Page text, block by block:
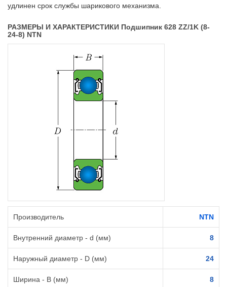
удлинен срок службы шарикового механизма.
РАЗМЕРЫ И ХАРАКТЕРИСТИКИ Подшипник 628 ZZ/1K (8-
24-8) NTN
Производитель NTN
Внутренний диаметр - d (мм) 8
Наружный диаметр - D (мм) 24
Ширина - B (мм) 8